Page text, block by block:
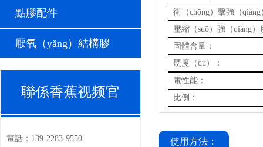
點膠配件
厭氧（yǎng）結構膠
聯係香蕉视频官
電話： 139-2283-9550
衝（chōng）擊強（
壓縮（suō）強（qiáng）
固體含量：
硬度（dù）：
電性能：
比例：
使用方法：